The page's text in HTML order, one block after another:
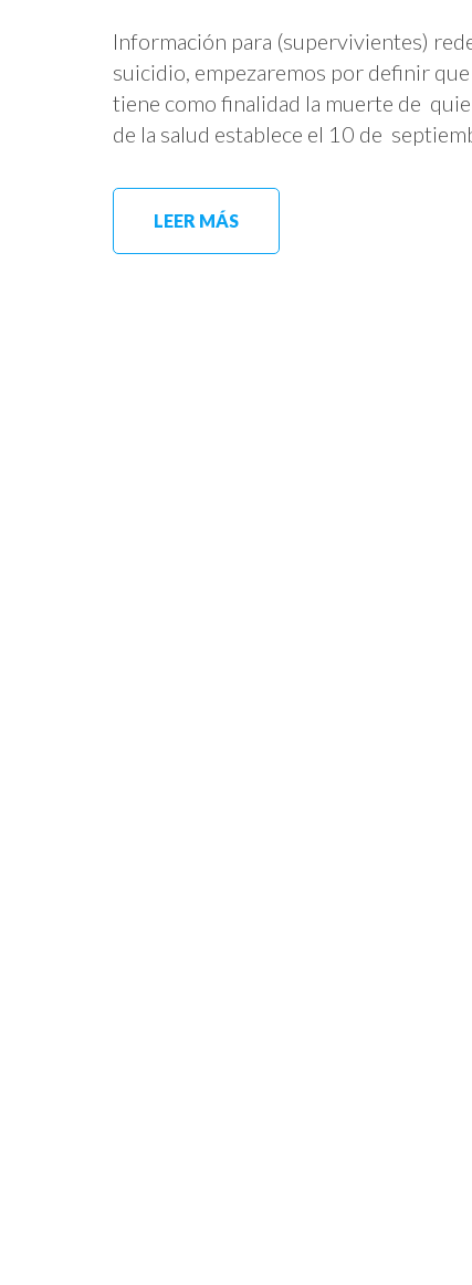
Información para (supervivientes)
suicidio, empezaremos por definir
tiene como finalidad la muerte de
de la salud establece el 10 de
LEER MÁS